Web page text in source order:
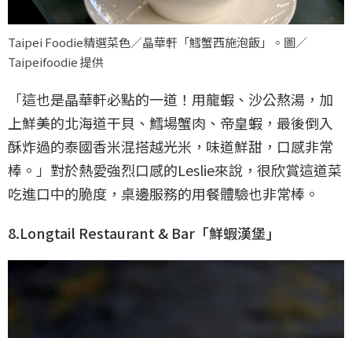
Taipei Foodie精選菜色／晶華軒「鱈蟹西施泡飯」。圖／
Taipeifoodie 提供
「這也是晶華軒必點的一道！用龍蝦、沙公熬湯，加
上鮮美的北海道干貝、鱈場蟹肉、帝皇蝦，最後倒入
酥炸過的泰國香米混搭越光米，味道鮮甜，口感非常
棒。」對於熱愛強烈口感的Leslie來說，很欣賞這道菜
吃進口中的脆度，桌邊服務的用餐體驗也非常棒。
8.Longtail Restaurant & Bar「鮮蝦漢堡」